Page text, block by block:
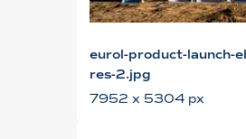
eurol-product-launch-
res-2.jpg
7952 x 5304 px